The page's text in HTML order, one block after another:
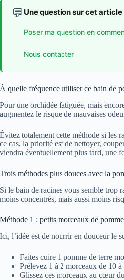
💬 Une question sur cet article
Poser ma question en
Nous contacter
À quelle fréquence utiliser ce bain de
Pour une orchidée fatiguée, mais
augmentez le risque de mauvaises
Évitez totalement cette méthode si les
ce cas, la priorité est de nettoyer,
viendra éventuellement plus tard, une
Trois méthodes plus douces avec la
Si le bain de racines vous semble trop
moins concentrés, mais aussi moins
Méthode 1 : petits morceaux de
Ici, l’idée est de nourrir en douceur le
Faites cuire 1 pomme de terre
Prélevez 1 à 2 morceaux de 10
Glissez ces morceaux au cœur